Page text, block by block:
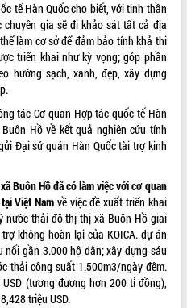
tế Hàn Quốc cho biết, với tinh thần
gia sẽ đi khảo sát tất cả địa
làm cơ sở để đảm bảo tính khả thi
triển khai như kỳ vọng; góp phần
hướng sạch, xanh, đẹp, xây dựng
tác Cơ quan Hợp tác quốc tế Hàn
Hồ về kết quả nghiên cứu tính
Đại sứ quán Hàn Quốc tài trợ kinh
Buôn Hồ đã có làm việc với cơ quan
Việt Nam về việc đề xuất triển khai
nước thải đô thị thị xã Buôn Hồ giai
không hoàn lại của KOICA. dự án
gần 3.000 hộ dân; xây dựng sáu
thải công suất 1.500m3/ngày đêm.
(tương đương hơn 200 tỉ đồng),
triệu USD.